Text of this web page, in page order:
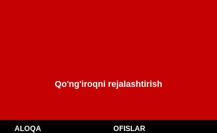
Qo'ng'iroqni rejalashtirish
ALOQA OFISLAR